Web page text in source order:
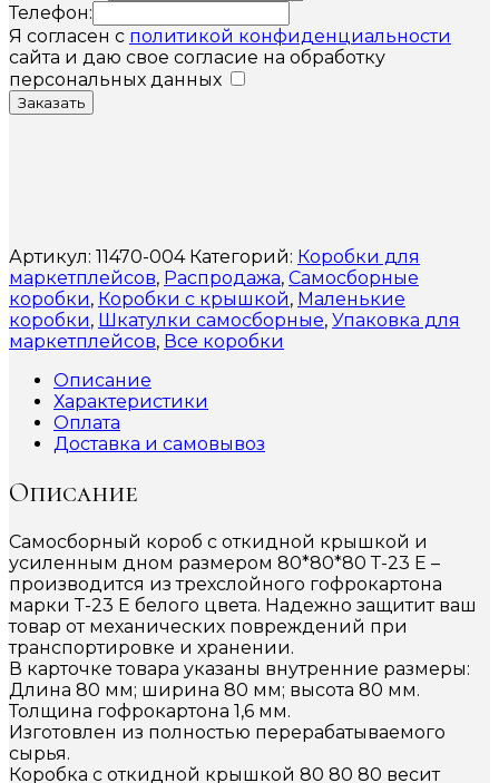
Телефон:
Я согласен с политикой конфиденциальности
сайта и даю свое согласие на обработку
персональных данных
Заказать
Артикул: 11470-004 Категорий: Коробки для
маркетплейсов, Распродажа, Самосборные
коробки, Коробки с крышкой, Маленькие
коробки, Шкатулки самосборные, Упаковка для
маркетплейсов, Все коробки
Описание
Характеристики
Оплата
Доставка и самовывоз
Описание
Самосборный короб с откидной крышкой и
усиленным дном размером 80*80*80 Т-23 Е –
производится из трехслойного гофрокартона
марки Т-23 Е белого цвета. Надежно защитит ваш
товар от механических повреждений при
транспортировке и хранении.
В карточке товара указаны внутренние размеры:
Длина 80 мм; ширина 80 мм; высота 80 мм.
Толщина гофрокартона 1,6 мм.
Изготовлен из полностью перерабатываемого
сырья.
Коробка с откидной крышкой 80 80 80 весит